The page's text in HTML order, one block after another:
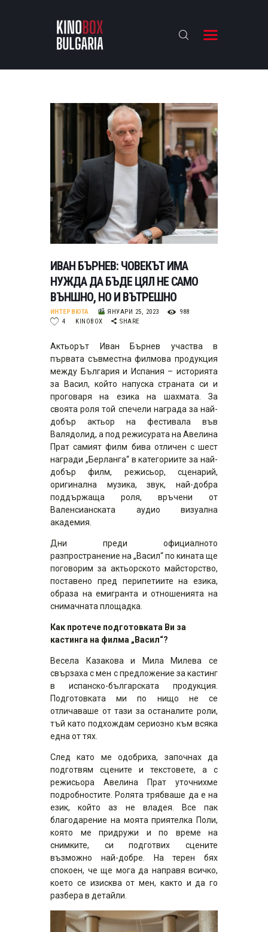
KINOBOX BULGARIA
АНАЛИЗИ
БАХТИ НАГРАДИТЕ
ИНТЕРВЮТА
ЗА НАС
ИВАН БЪРНЕВ: ЧОВЕКЪТ ИМА
НУЖДА ДА БЪДЕ ЦЯЛ НЕ САМО
ВЪНШНО, НО И ВЪТРЕШНО
ИНТЕРВЮТА ЯНУАРИ 25, 2023
988
4
KINOBOX SHARE
Актьорът Иван Бърнев участва в
първата съвместна филмова продукция
между България и Испания – историята
за Васил, който напуска страната си и
проговаря на езика на шахмата. За
своята роля той спечели награда за най-
добър актьор на фестивала във
Валядолид, а под режисурата на Авелина
Прат самият филм бива отличен с шест
награди „Берланга“ в категориите за най-
добър филм, режисьор, сценарий,
оригинална музика, звук, най-добра
поддържаща роля, връчени от
Валенсианската аудио визуална
академия.
Дни преди официалното
разпространение на „Васил“ по кината ще
поговорим за актьорското майсторство,
поставено пред перипетиите на езика,
образа на емигранта и отношенията на
снимачната площадка.
Как протече подготовката Ви за
кастинга на филма „Васил“?
Весела Казакова и Мила Милева се
свързаха с мен с предложение за кастинг
в испанско-българската продукция.
Подготовката ми по нищо не се
отличаваше от тази за останалите роли,
тъй като подхождам сериозно към всяка
една от тях.
След като ме одобриха, започнах да
подготвям сцените и текстовете, а с
режисьора Авелина Прат уточнихме
подробностите. Ролята трябваше да е на
език, който аз не владея. Все пак
благодарение на моята приятелка Поли,
която ме придружи и по време на
снимките, си подготвих сцените
възможно най-добре. На терен бях
спокоен, че ще мога да направя всичко,
което се изисква от мен, както и да го
разбера в детайли.